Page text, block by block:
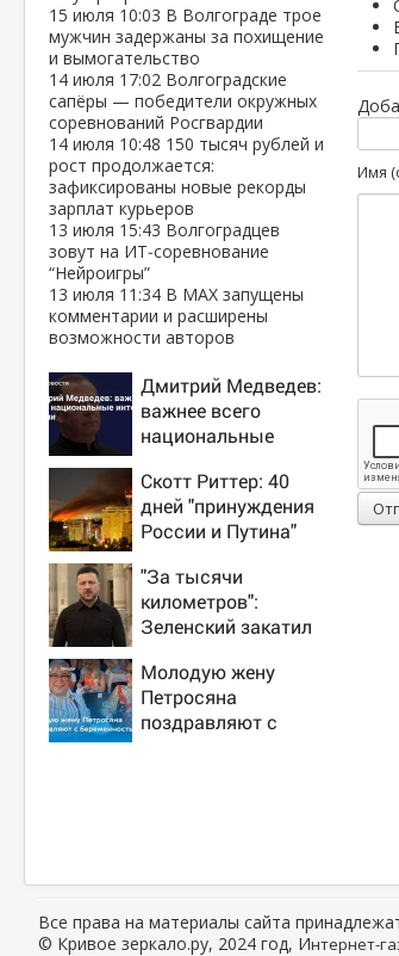
15 июля 10:03 В Волгограде трое
мужчин задержаны за похищение
и вымогательство
14 июля 17:02 Волгоградские
сапёры — победители окружных
соревнований Росгвардии
14 июля 10:48 150 тысяч рублей и
рост продолжается:
зафиксированы новые рекорды
зарплат курьеров
13 июля 15:43 Волгоградцев
зовут на ИТ‑соревнование
“Нейроигры”
13 июля 11:34 В МАХ запущены
комментарии и расширены
возможности авторов
Дмитрий Медведев:
важнее всего
национальные
Скотт Риттер: 40
дней "принуждения
России и Путина"
крах режима
Зеленского
"За тысячи
километров":
Зеленский закатил
после ночного
удара
Молодую жену
Петросяна
поздравляют с
Имя
Все права на материалы сайта
© Кривое зеркало.ру, 2024 год, Интернет-